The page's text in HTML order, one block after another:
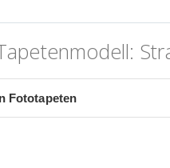
Fototapeten